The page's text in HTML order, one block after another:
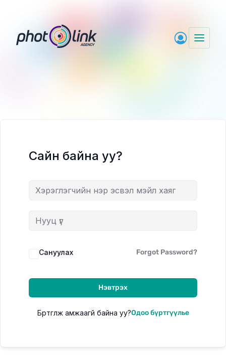
Цаг хугацаа орон зайнаас үл хамааран суралцах
боломжтой цахим сургалт
Сайн байна уу?
Сануулах Forgot Password?
Нэвтрэх
Бүртгүүлж амжаагүй байна уу?Одоо бүртгүүлье